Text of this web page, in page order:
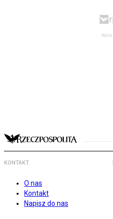
KONTAKT
O nas
Kontakt
Napisz do nas